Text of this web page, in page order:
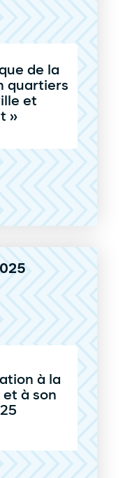
de la
quartiers
et
»
à la
à son